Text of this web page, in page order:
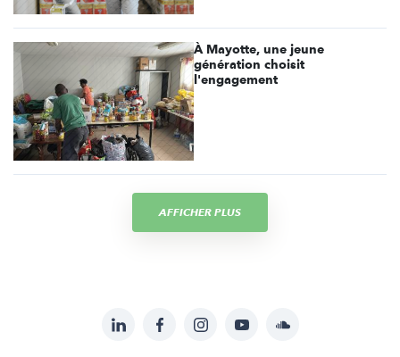
À Mayotte, une jeune
génération choisit
l'engagement
AFFICHER PLUS
LinkedInFacebookInstagramYouTubeSoundcloud